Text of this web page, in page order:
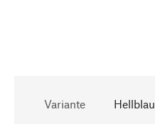
Variante Hellblau